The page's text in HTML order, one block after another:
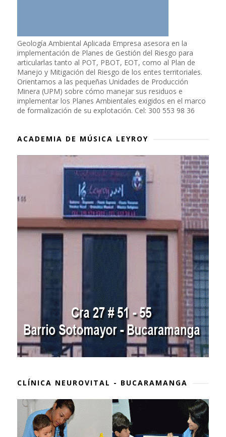
Geología Ambiental Aplicada Empresa asesora en la
implementación de Planes de Gestión del Riesgo para
articularlas tanto al POT, PBOT, EOT, como al Plan de
Manejo y Mitigación del Riesgo de los entes territoriales.
Orientamos a las pequeñas Unidades de Producción
Minera (UPM) sobre cómo manejar sus residuos e
implementar los Planes Ambientales exigidos en el marco
de formalización de su explotación. Cel: 300 553 98 36
ACADEMIA DE MÚSICA LEYROY
CLÍNICA NEUROVITAL - BUCARAMANGA